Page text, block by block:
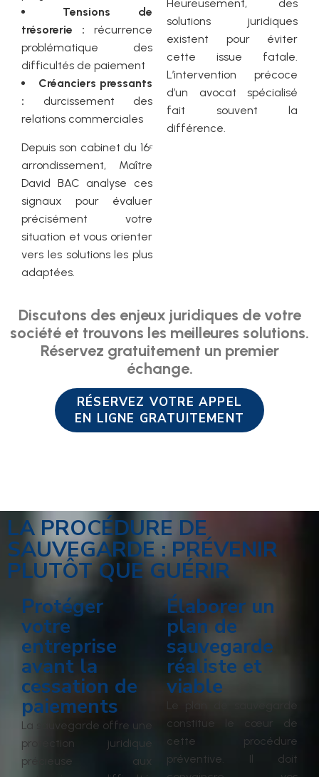
Tensions de
trésorerie : récurrence
problématique des
difficultés de paiement
Créanciers pressants
: durcissement des
relations commerciales
Depuis son cabinet du 16ᵉ
arrondissement, Maître
David BAC analyse ces
signaux pour évaluer
précisément votre
situation et vous orienter
vers les solutions les plus
adaptées.
Heureusement, des
solutions juridiques
existent pour éviter
cette issue fatale.
L’intervention précoce
d’un avocat spécialisé
fait souvent la
différence.
Discutons des enjeux juridiques de votre
société et trouvons les meilleures solutions.
Réservez gratuitement un premier
échange.
RÉSERVEZ VOTRE APPEL
EN LIGNE GRATUITEMENT
LA PROCÉDURE DE
SAUVEGARDE : PRÉVENIR
PLUTÔT QUE GUÉRIR
Protéger
votre
entreprise
avant la
cessation de
paiements
La sauvegarde offre une
protection juridique
précieuse aux
Élaborer un
plan de
sauvegarde
réaliste et
viable
Le plan de sauvegarde
constitue le cœur de
cette procédure
préventive. Il doit